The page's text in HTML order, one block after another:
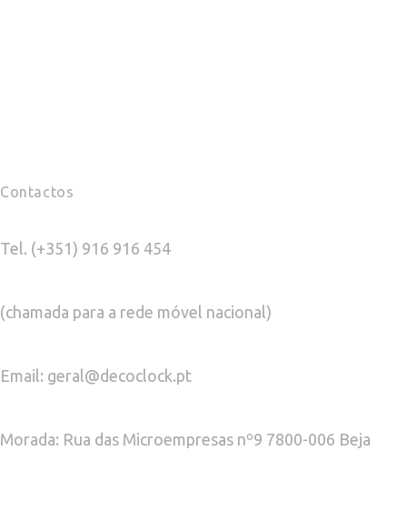
Contactos
Tel. (+351) 916 916 454
(chamada para a rede móvel nacional)
Email: geral@decoclock.pt
Morada: Rua das Microempresas nº9 7800-006 Beja